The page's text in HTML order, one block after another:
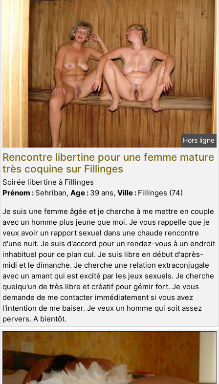
Hors ligne
Rencontre libertine pour une femme mature
très coquine sur Fillinges
Soirée libertine à Fillinges
Prénom : Sehriban, Age : 39 ans, Ville : Fillinges (74)
Je suis une femme âgée et je cherche à me mettre en couple
avec un homme plus jeune que moi. Je vous rappelle que je
veux avoir un rapport sexuel dans une chaude rencontre
d'une nuit. Je suis d'accord pour un rendez-vous à un endroit
inhabituel pour ce plan cul. Je suis libre en début d'après-
midi et le dimanche. Je cherche une relation extraconjugale
avec un amant qui est excité par les jeux sexuels. Je cherche
quelqu'un de très libre et créatif pour gémir fort. Je vous
demande de me contacter immédiatement si vous avez
l'intention de me baiser. Je veux un homme qui soit assez
pervers. A bientôt.